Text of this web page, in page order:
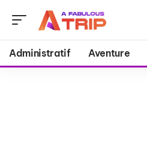
Administratif Aventure